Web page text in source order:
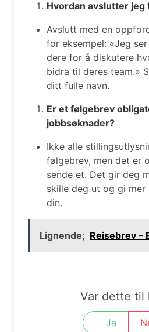
Hvordan avslutter jeg
Avslutt med en
for eksempel: «Jeg
dere for å diskutere
bidra til deres team.»
ditt fulle navn.
Er et følgebrev
jobbsøknader?
Ikke alle
følgebrev, men det er
sende et. Det gir deg
skille deg ut og gi
din.
Lignende; Reisebrev –
Var dette til
Ja